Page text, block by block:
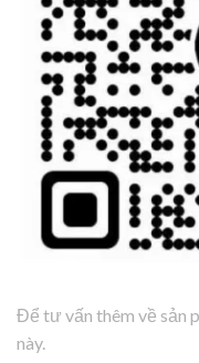
Để tư vấn thêm về sản
này.